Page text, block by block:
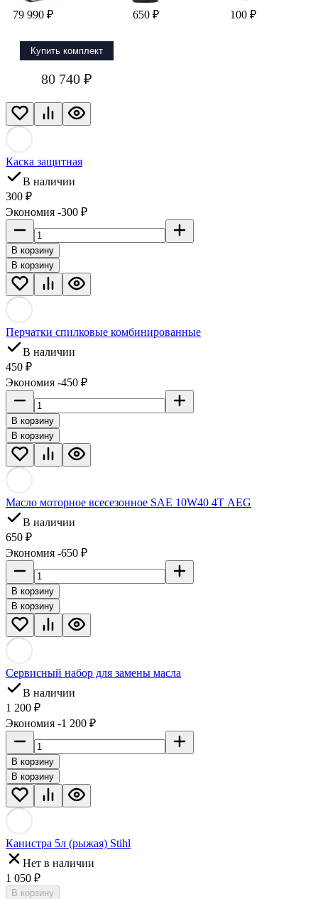
79 990 ₽ 650 ₽ 100 ₽
Купить комплект
80 740 ₽
Каска защитная
В наличии
300 ₽
Экономия -300 ₽
В корзину
В корзину
Перчатки спилковые комбинированные
В наличии
450 ₽
Экономия -450 ₽
В корзину
В корзину
Масло моторное всесезонное SAE 10W40 4Т AEG
В наличии
650 ₽
Экономия -650 ₽
В корзину
В корзину
Сервисный набор для замены масла
В наличии
1 200 ₽
Экономия -1 200 ₽
В корзину
В корзину
Канистра 5л (рыжая) Stihl
Нет в наличии
1 050 ₽
В корзину